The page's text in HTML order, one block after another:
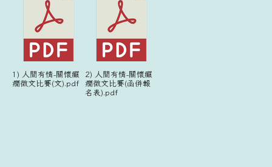
1) 人間有情-關懷癲
癇徵文比賽(文).pdf
2) 人間有情-關懷癲
癇徵文比賽(函併報
名表).pdf